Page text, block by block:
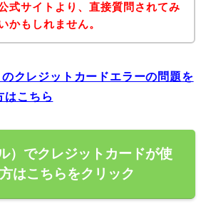
式サイトより、直接質問されてみ
かもしれません。
クレジットカードエラーの問題を
はこちら
）でクレジットカードが使
はこちらをクリック